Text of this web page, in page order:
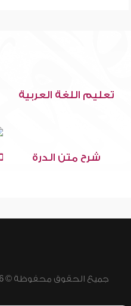
تعليم اللغة العربية
شرح متن الدرة
جميع الحقوق محفوظة © 2026 - 1998 لشبكة إسلام ويب